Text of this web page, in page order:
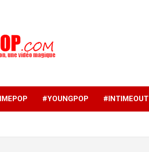
indé sur Lyon. rock pop
#YOUNGPOP #INTIMEOUT